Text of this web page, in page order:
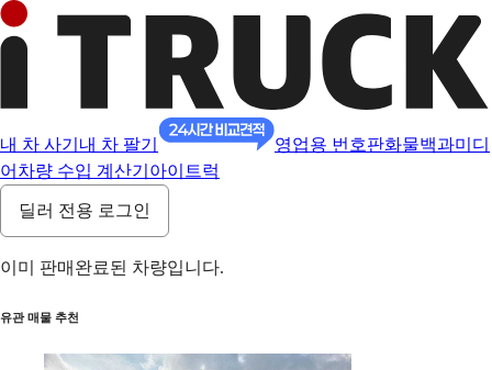
내 차 사기 내 차 팔기 영업용 번호판화물백과미디
어 차량 수입 계산기 아이트럭
딜러 전용 로그인
이미 판매완료된 차량입니다.
유관 매물 추천